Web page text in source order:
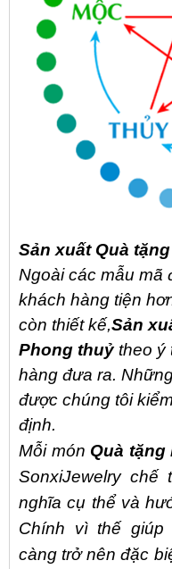
Sản xuất Quà
Ngoài các mẫu mã
khách hàng tiện
còn thiết kế,Sản
Phong thuỷtheo ý
hàng đưa ra.
được chúng tôi
định.
Mỗi món Quà tặng
SonxiJewelry
nghĩa cụ thể và
Chính vì thế giúp
càng trở nên đặc